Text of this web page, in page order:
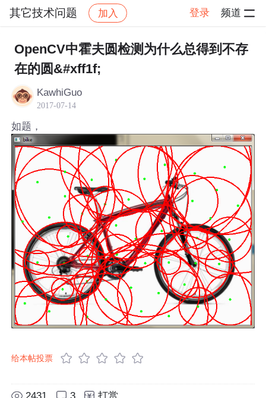
其它技术问题 加入 登录 频道
社区 其它技术问题 帖子详情
OpenCV中霍夫圆检测为什么总得到不存
在的圆&#xff1f;
KawhiGuo
2017-07-14
如题，
给本帖投票